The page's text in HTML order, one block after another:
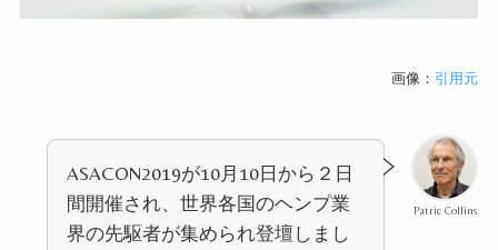
画像： 引用元
Patric Collins
ASACON2019が10月10日から２日
間開催され、世界各国のヘンプ業
界の先駆者が集められ登壇しまし